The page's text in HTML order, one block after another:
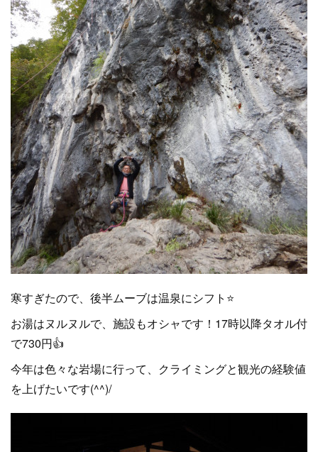
寒すぎたので、後半ムーブは温泉にシフト⭐
お湯はヌルヌルで、施設もオシャです！17時以降タオル付
で730円👍
今年は色々な岩場に行って、クライミングと観光の経験値
を上げたいです(^^)/